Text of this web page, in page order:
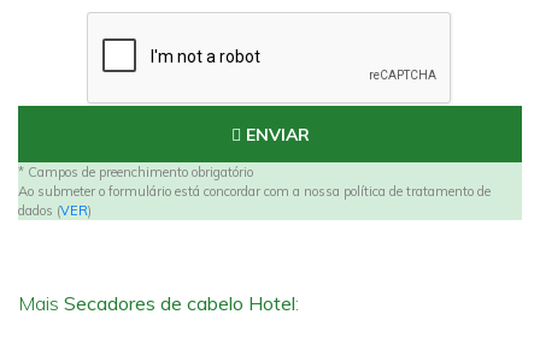
ENVIAR
* Campos de preenchimento obrigatório
Ao submeter o formulário está concordar com a nossa política de tratamento de
dados (VER)
Mais Secadores de cabelo Hotel: